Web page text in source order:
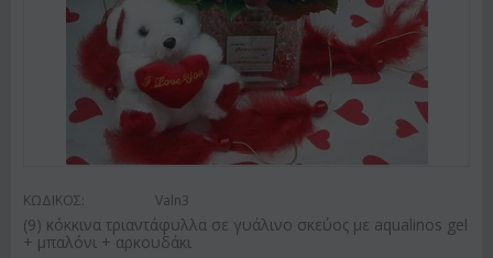
ΚΩΔΙΚΟΣ: Valn3
(9) κόκκινα τριαντάφυλλα σε γυάλινο σκεύος με aqualinos gel
+ μπαλόνι + αρκουδάκι